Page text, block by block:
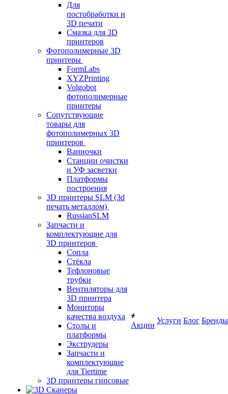
Для
постобработки и
3D печати
Смазка для 3D
принтеров
Фотополимерные 3D
принтеры
FormLabs
XYZPrinting
Volgobot
фотополимерные
принтеры
Сопутствующие
товары для
фотополимерных 3D
принтеров
Ванночки
Станции очистки
и УФ засветки
Платформы
построения
3D принтеры SLM (3d
печать металлом)
RussianSLM
Запчасти и
комплектующие для
3D принтеров
Сопла
Cтёкла
Тефлоновые
трубки
Вентиляторы для
3D принтера
Мониторы
качества воздуха
Столы и
платформы
Экструдеры
Запчасти и
комплектующие
для Tiertime
3D принтеры гипсовые
Акции
Услуги Блог Бренды